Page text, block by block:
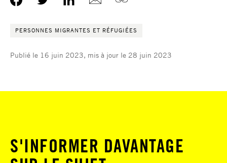
PERSONNES MIGRANTES ET RÉFUGIÉES
Publié le 16 juin 2023, mis à jour le 28 juin 2023
S'INFORMER DAVANTAGE